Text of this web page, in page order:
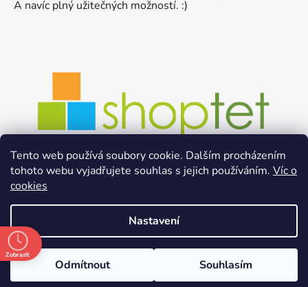
Tento web používá soubory cookie. Dalším procházením
tohoto webu vyjadřujete souhlas s jejich používáním. Víc o
cookies
Nastavení
Odmítnout Souhlasím
A navíc plný užitečných možností. :)
Vytvořil Shoptet
Copyright 2026bez●baláč. Všechna práva vyhrazena.
Zobrazit